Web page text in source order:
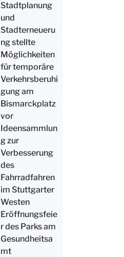
Stadtplanung
und
Stadterneueru
ng stellte
Möglichkeiten
für temporäre
Verkehrsberuhi
gung am
Bismarckplatz
vor
Ideensammlun
g zur
Verbesserung
des
Fahrradfahren
im Stuttgarter
Westen
Eröffnungsfeie
r des Parks am
Gesundheitsa
mt